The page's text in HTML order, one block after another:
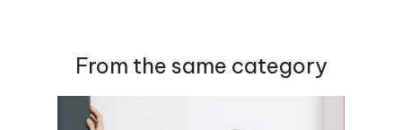
From the same category